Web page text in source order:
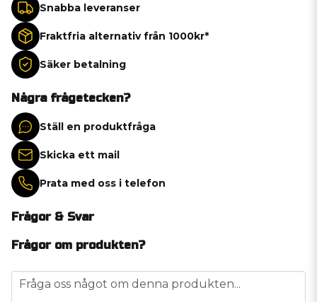
Snabba leveranser
Fraktfria alternativ från 1000kr*
Säker betalning
Några frågetecken?
Ställ en produktfråga
Skicka ett mail
Prata med oss i telefon
Frågor & Svar
Frågor om produkten?
question
Fråga oss något om denna produkten...